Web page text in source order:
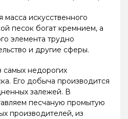
масса искусственного
песок богат кремнием, а
элемента трудно
и другие сферы.
самых недорогих
Его добыча производится
залежей. В
песчаную промытую
производителей, из